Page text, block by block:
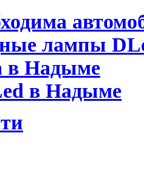
лампы
в Надыме
в Надыме